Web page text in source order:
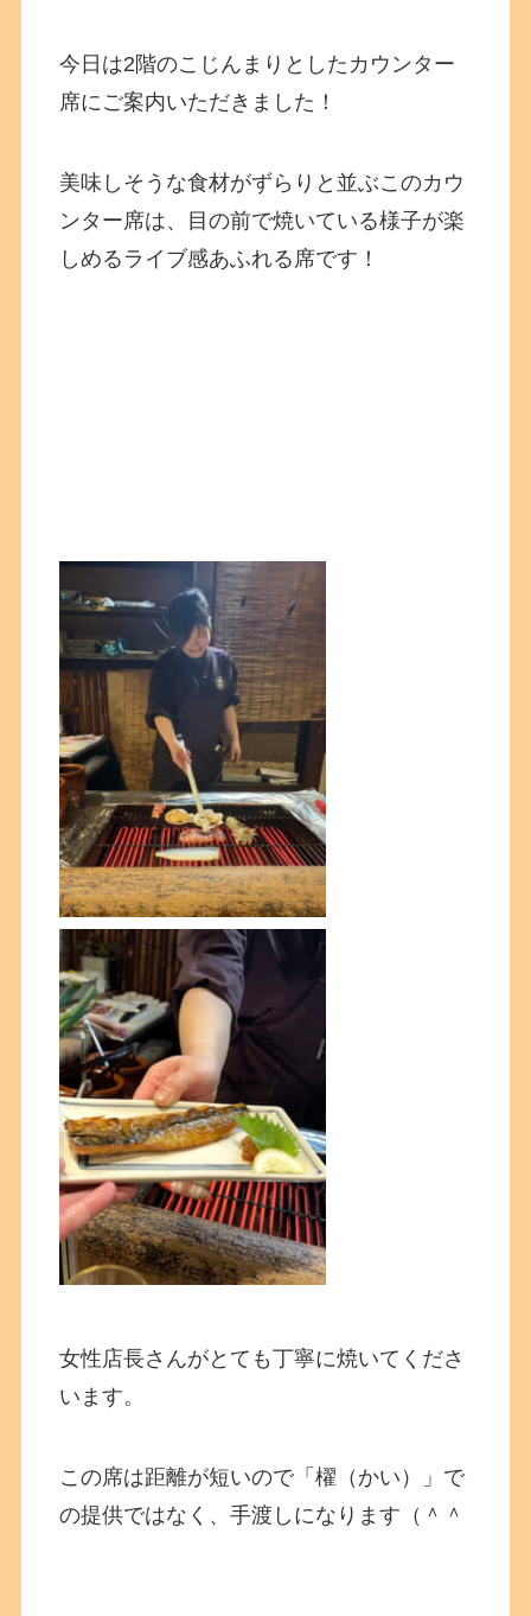
今日は2階のこじんまりとしたカウンター
席にご案内いただきました！
美味しそうな食材がずらりと並ぶこのカウ
ンター席は、目の前で焼いている様子が楽
しめるライブ感あふれる席です！
女性店長さんがとても丁寧に焼いてくださ
います。
この席は距離が短いので「櫂（かい）」で
の提供ではなく、手渡しになります（＾＾